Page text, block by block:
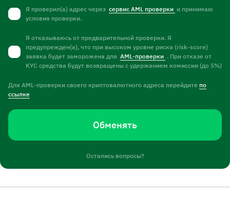
Я проверил(а) адрес через сервис AML проверки и принимаю
условия проверки.
Я отказываюсь от предварительной проверки. Я
предупрежден(а), что при высоком уровне риска (risk-score)
заявка будет заморожена для AML-проверки . При отказе от
KYC средства будут возвращены с удержанием комиссии (до 5%)
Для AML-проверки своего криптовалютного адреса перейдите по
ссылке
Обменять
Остались вопросы?